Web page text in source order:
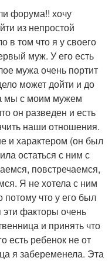
форума!! хочу
из непростой
в том что я у своего
муж. У его есть
мужа очень портит
может дойти и до
мы с моим мужем
он разведен и есть
наши отношения.
и характером (он был
остаться с ним с
повстречаемся,
Я не хотела с ним
потому что у его был
факторы очень
и принять что
есть ребенок не от
я забеременела. Эта